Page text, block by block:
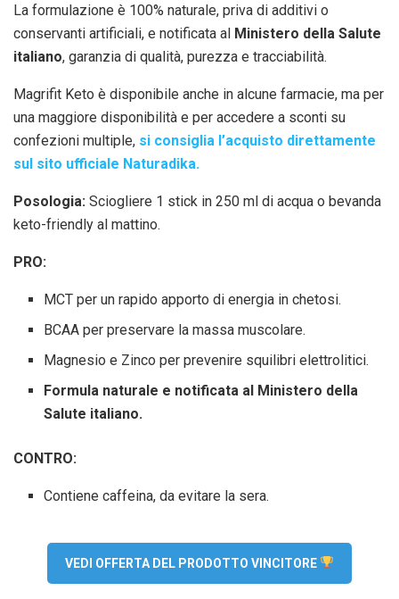
La formulazione è 100% naturale, priva di additivi o
conservanti artificiali, e notificata al Ministero della Salute
italiano, garanzia di qualità, purezza e tracciabilità.
Magrifit Keto è disponibile anche in alcune farmacie, ma per
una maggiore disponibilità e per accedere a sconti su
confezioni multiple, si consiglia l’acquisto direttamente
sul sito ufficiale Naturadika.
Posologia: Sciogliere 1 stick in 250 ml di acqua o bevanda
keto-friendly al mattino.
PRO:
MCT per un rapido apporto di energia in chetosi.
BCAA per preservare la massa muscolare.
Magnesio e Zinco per prevenire squilibri elettrolitici.
Formula naturale e notificata al Ministero della
Salute italiano.
CONTRO:
Contiene caffeina, da evitare la sera.
VEDI OFFERTA DEL PRODOTTO VINCITORE